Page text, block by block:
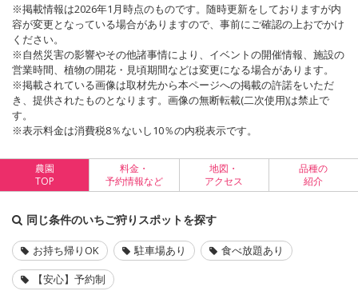
※掲載情報は2026年1月時点のものです。随時更新をしておりますが内
容が変更となっている場合がありますので、事前にご確認の上おでかけ
ください。
※自然災害の影響やその他諸事情により、イベントの開催情報、施設の
営業時間、植物の開花・見頃期間などは変更になる場合があります。
※掲載されている画像は取材先から本ページへの掲載の許諾をいただ
き、提供されたものとなります。画像の無断転載(二次使用)は禁止で
す。
※表示料金は消費税8％ないし10％の内税表示です。
農園
TOP
料金・
予約情報など
地図・
アクセス
品種の
紹介
同じ条件のいちご狩りスポットを探す
お持ち帰りOK 駐車場あり
食べ放題あり
【安心】予約制